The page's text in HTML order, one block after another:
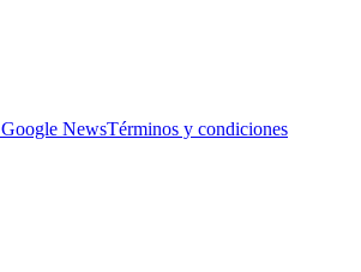
Google NewsTérminos y condiciones